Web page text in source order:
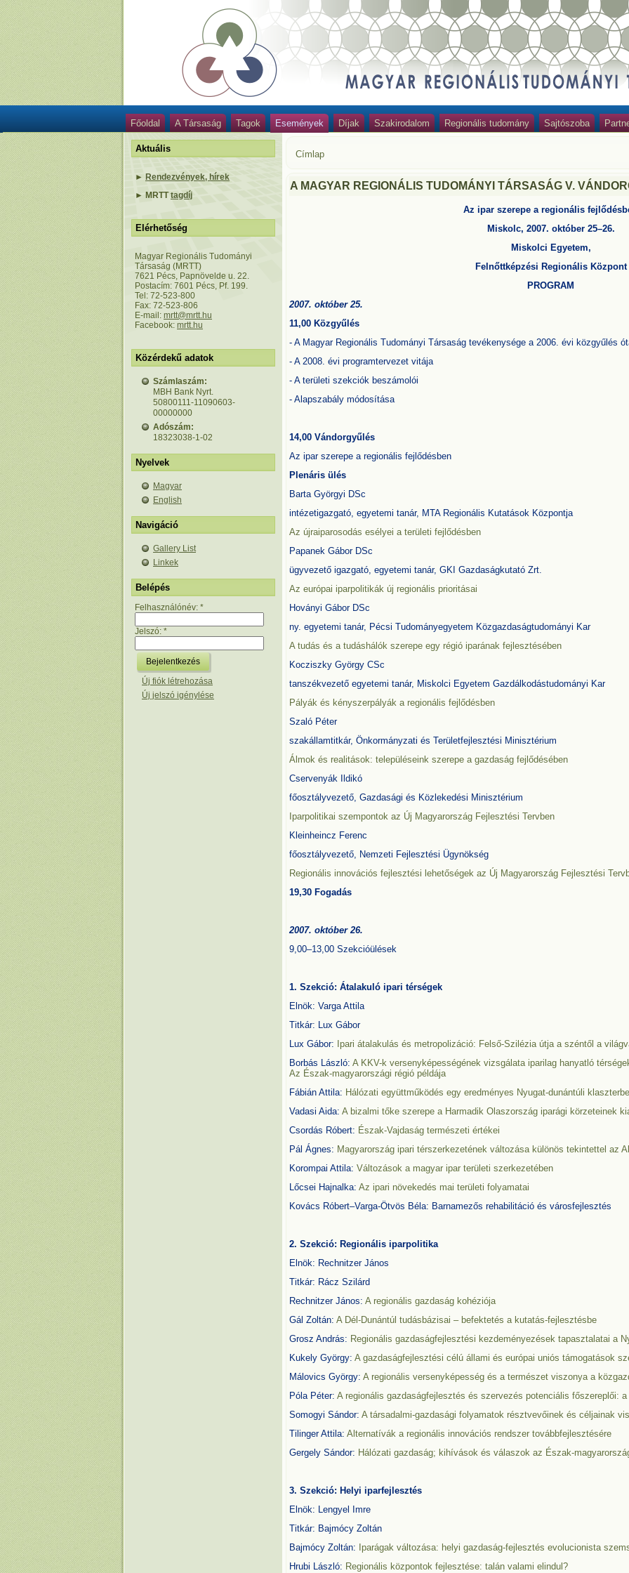
Főoldal A Társaság Tagok Események Díjak Szakirodalom Regionális tudomány Sajtószoba
Aktuális
► Rendezvények, hírek
► MRTTtagdíj
Elérhetőség
Magyar Regionális Tudományi
Társaság (MRTT)
7621 Pécs, Papnövelde u. 22.
Postacím: 7601 Pécs, Pf. 199.
Tel: 72-523-800
Fax: 72-523-806
E-mail: mrtt@mrtt.hu
Facebook: mrtt.hu
Közérdekű adatok
Számlaszám:
MBH Bank Nyrt.
50800111-11090603-
00000000
Adószám:
18323038-1-02
Nyelvek
Magyar
English
Navigáció
Gallery List
Linkek
Belépés
Felhasználónév: *
Jelszó: *
Új fiók létrehozása
Új jelszó igénylése
Címlap
A MAGYAR REGIONÁLIS TUDOMÁNYI TÁRSASÁG V.
Az ipar szerepe a regionális
Miskolc, 2007. október 25–26.
Miskolci Egyetem,
Felnőttképzési Regionális Központ
PROGRAM
2007. október 25.
11,00 Közgyűlés
- A Magyar Regionális Tudományi Társaság tevékenysége a 2006. évi közgyűlés
- A 2008. évi programtervezet vitája
- A területi szekciók beszámolói
- Alapszabály módosítása
14,00 Vándorgyűlés
Az ipar szerepe a regionális fejlődésben
Plenáris ülés
Barta Györgyi DSc
intézetigazgató, egyetemi tanár, MTA Regionális Kutatások Központja
Az újraiparosodás esélyei a területi fejlődésben
Papanek Gábor DSc
ügyvezető igazgató, egyetemi tanár, GKI Gazdaságkutató Zrt.
Az európai iparpolitikák új regionális prioritásai
Hoványi Gábor DSc
ny. egyetemi tanár, Pécsi Tudományegyetem Közgazdaságtudományi Kar
A tudás és a tudáshálók szerepe egy régió iparának fejlesztésében
Kocziszky György CSc
tanszékvezető egyetemi tanár, Miskolci Egyetem Gazdálkodástudományi Kar
Pályák és kényszerpályák a regionális fejlődésben
Szaló Péter
szakállamtitkár, Önkormányzati és Területfejlesztési Minisztérium
Álmok és realitások: településeink szerepe a gazdaság fejlődésében
Cservenyák Ildikó
főosztályvezető, Gazdasági és Közlekedési Minisztérium
Iparpolitikai szempontok az Új Magyarország Fejlesztési Tervben
Kleinheincz Ferenc
főosztályvezető, Nemzeti Fejlesztési Ügynökség
Regionális innovációs fejlesztési lehetőségek az Új Magyarország Fejlesztési
19,30 Fogadás
2007. október 26.
9,00–13,00 Szekcióülések
1. Szekció: Átalakuló ipari térségek
Elnök: Varga Attila
Titkár: Lux Gábor
Lux Gábor: Ipari átalakulás és metropolizáció: Felső-Szilézia útja a széntől a
Borbás László: A KKV-k versenyképességének vizsgálata iparilag hanyatló
Az Észak-magyarországi régió példája
Fábián Attila: Hálózati együttműködés egy eredményes Nyugat-dunántúli
Vadasi Aida: A bizalmi tőke szerepe a Harmadik Olaszország iparági körzeteinek
Csordás Róbert: Észak-Vajdaság természeti értékei
Pál Ágnes: Magyarország ipari térszerkezetének változása különös tekintettel az
Korompai Attila: Változások a magyar ipar területi szerkezetében
Lőcsei Hajnalka: Az ipari növekedés mai területi folyamatai
Kovács Róbert–Varga-Ötvös Béla: Barnamezős rehabilitáció és városfejlesztés
2. Szekció: Regionális iparpolitika
Elnök: Rechnitzer János
Titkár: Rácz Szilárd
Rechnitzer János: A regionális gazdaság kohéziója
Gál Zoltán: A Dél-Dunántúl tudásbázisai – befektetés a kutatás-fejlesztésbe
Grosz András: Regionális gazdaságfejlesztési kezdeményezések tapasztalatai a
Kukely György: A gazdaságfejlesztési célú állami és európai uniós támogatások
Málovics György: A regionális versenyképesség és a természet viszonya a
Póla Péter: A regionális gazdaságfejlesztés és szervezés potenciális főszereplői:
Somogyi Sándor: A társadalmi-gazdasági folyamatok résztvevőinek és céljainak
Tilinger Attila: Alternatívák a regionális innovációs rendszer továbbfejlesztésére
Gergely Sándor: Hálózati gazdaság; kihívások és válaszok az Észak-
3. Szekció: Helyi iparfejlesztés
Elnök: Lengyel Imre
Titkár: Bajmócy Zoltán
Bajmócy Zoltán: Iparágak változása: helyi gazdaság-fejlesztés evolucionista
Hrubi László: Regionális központok fejlesztése: talán valami elindul?